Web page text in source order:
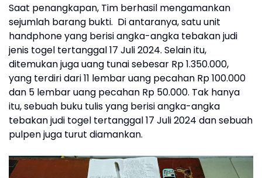
Saat penangkapan, Tim berhasil mengamankan
sejumlah barang bukti. Di antaranya, satu unit
handphone yang berisi angka-angka tebakan judi
jenis togel tertanggal 17 Juli 2024. Selain itu,
ditemukan juga uang tunai sebesar Rp 1.350.000,
yang terdiri dari 11 lembar uang pecahan Rp 100.000
dan 5 lembar uang pecahan Rp 50.000. Tak hanya
itu, sebuah buku tulis yang berisi angka-angka
tebakan judi togel tertanggal 17 Juli 2024 dan sebuah
pulpen juga turut diamankan.